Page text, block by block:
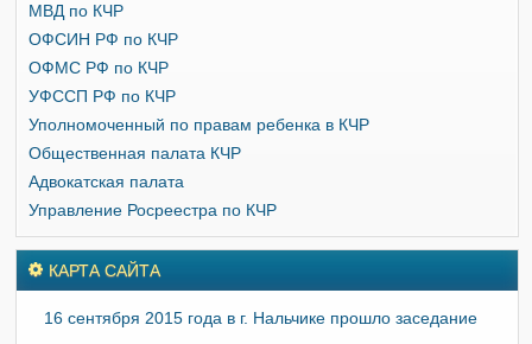
МВД по КЧР
ОФСИН РФ по КЧР
ОФМС РФ по КЧР
УФССП РФ по КЧР
Уполномоченный по правам ребенка в КЧР
Общественная палата КЧР
Адвокатская палата
Управление Росреестра по КЧР
КАРТА САЙТА
16 сентября 2015 года в г. Нальчике прошло заседание